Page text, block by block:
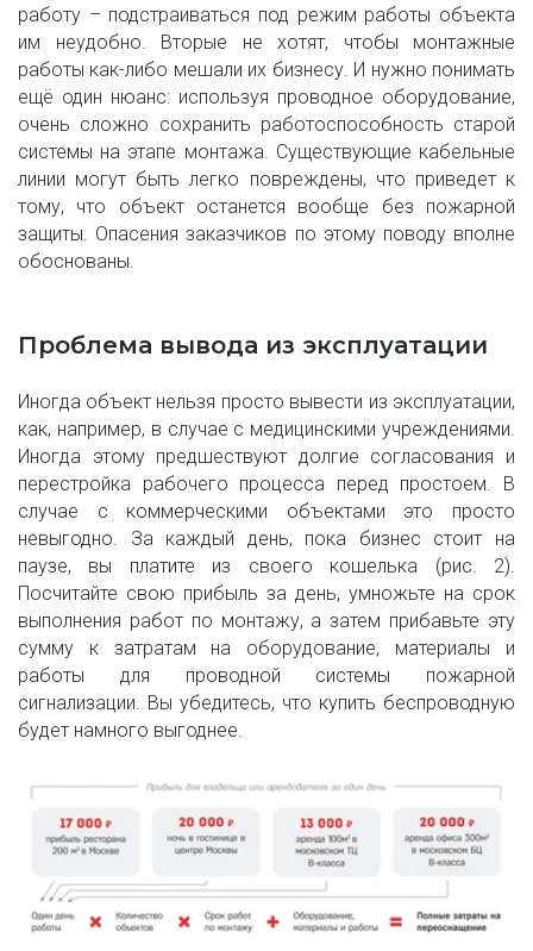
работу – подстраиваться под режим работы объекта
им неудобно. Вторые не хотят, чтобы монтажные
работы как-либо мешали их бизнесу. И нужно понимать
ещё один нюанс: используя проводное оборудование,
очень сложно сохранить работоспособность старой
системы на этапе монтажа. Существующие кабельные
линии могут быть легко повреждены, что приведет к
тому, что объект останется вообще без пожарной
защиты. Опасения заказчиков по этому поводу вполне
обоснованы.
Проблема вывода из эксплуатации
Иногда объект нельзя просто вывести из эксплуатации,
как, например, в случае с медицинскими учреждениями.
Иногда этому предшествуют долгие согласования и
перестройка рабочего процесса перед простоем. В
случае с коммерческими объектами это просто
невыгодно. За каждый день, пока бизнес стоит на
паузе, вы платите из своего кошелька (рис. 2).
Посчитайте свою прибыль за день, умножьте на срок
выполнения работ по монтажу, а затем прибавьте эту
сумму к затратам на оборудование, материалы и
работы для проводной системы пожарной
сигнализации. Вы убедитесь, что купить беспроводную
будет намного выгоднее.